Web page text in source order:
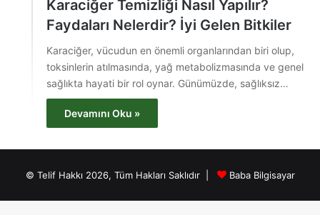
Karaciğer Temizliği Nasıl Yapılır?
Faydaları Nelerdir? İyi Gelen Bitkiler
Karaciğer, vücudun en önemli organlarından biri olup,
toksinlerin atılmasında, yağ metabolizmasında ve genel
sağlıkta hayati bir rol oynar. Günümüzde, sağlıksız…
Devamını Oku »
© Telif Hakkı 2026, Tüm Hakları Saklıdır | Baba Bilgisayar